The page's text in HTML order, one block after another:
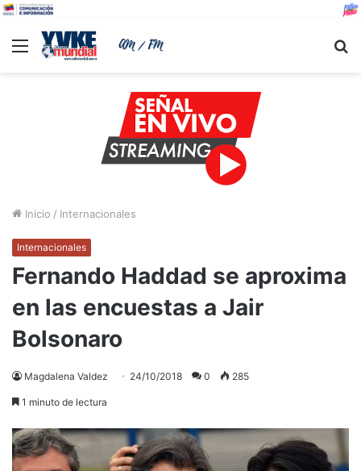
Menu
Inicio / Internacionales
Internacionales
Fernando Haddad se aproxima
en las encuestas a Jair
Bolsonaro
Magdalena Valdez 24/10/2018 0 285
1 minuto de lectura